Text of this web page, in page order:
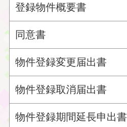
登録物件概要書
同意書
物件登録変更届出書
物件登録取消届出書
物件登録期間延長申出書